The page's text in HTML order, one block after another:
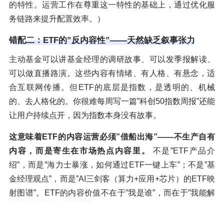
的特性。运营工作在尊重这一特性的基础上，通过优化服
务链路来提升配置效率。）
错配二：ETF的”反内容性”——天然缺乏叙事张力
主动基金可以讲基金经理的调研故事、可以发季报解读、
可以做直播路演。这些内容有情绪、有人格、有悬念，适
合互联网传播。但ETF的底层是指数，是透明的、机械
的、去人格化的。你很难每周写一篇”科创50指数周报”还能
让用户持续点开，因为指数本身没有故事。
这意味着ETF的内容运营必须”借船出海”——不生产自有
内容，而是寄生在市场热点内容里。
不是”ETF产品介
绍”，而是”海力士暴涨，如何通过ETF一键上车”；不是”基
金经理观点”，而是”AI三剑客（算力+应用+芯片）的ETF映
射图谱”。ETF的内容价值不在于”我是谁”，而在于”我能解